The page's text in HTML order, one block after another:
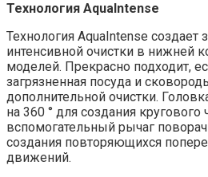
Технология AquaIntense
Технология AquaIntense создает
интенсивной очистки в нижней
моделей. Прекрасно подходит,
загрязненная посуда и
дополнительной очистки.
на 360 ° для создания
вспомогательный рычаг
создания повторяющихся
движений.